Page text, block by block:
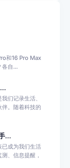
和16 Pro Max
各自...
们记录生活、
。随着科技的
...
已成为我们生活
、信息提醒，